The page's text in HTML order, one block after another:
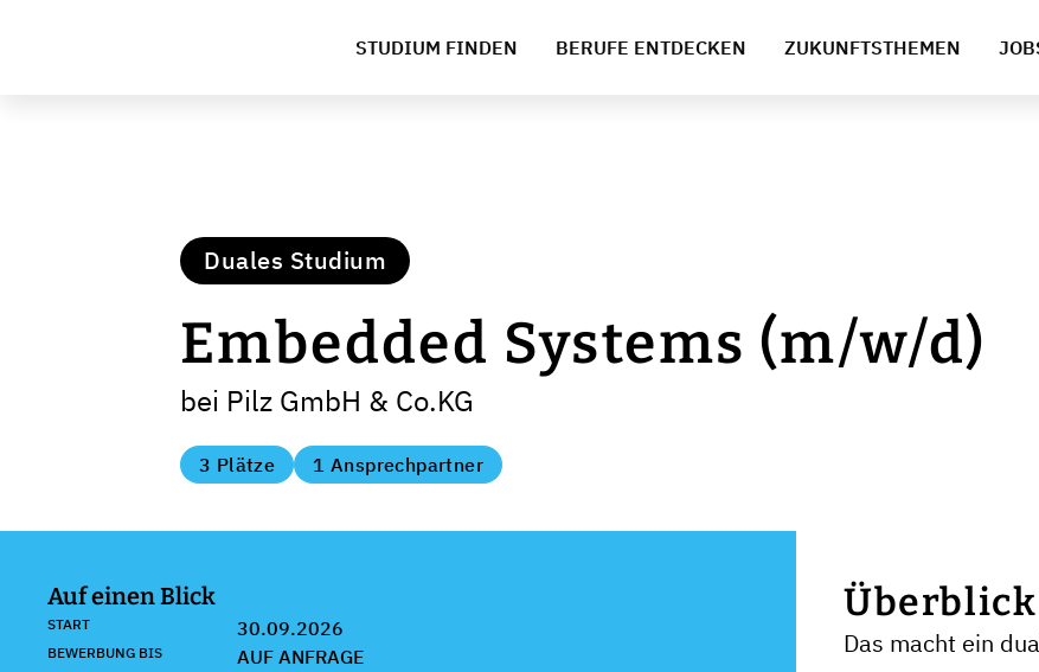
STUDIUM FINDEN BERUFE ENTDECKEN ZUKUNFTSTHEMEN
Duales Studium
Embedded Systems (m/w/d)
bei Pilz GmbH & Co.KG
3 Plätze 1 Ansprechpartner
Auf einen Blick
START 30.09.2026
BEWERBUNG BIS AUF ANFRAGE
Überblick
Das macht ein